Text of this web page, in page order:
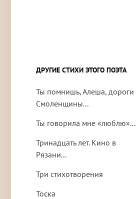
ДРУГИЕ СТИХИ ЭТОГО ПОЭТА
Ты помнишь, Алеша, дороги
Смоленщины...
Ты говорила мне «люблю»...
Тринадцать лет. Кино в
Рязани...
Три стихотворения
Тоска